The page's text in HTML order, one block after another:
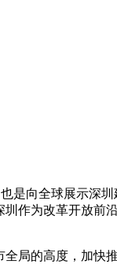
是向全球展示深
作为改革开放
局的高度，加